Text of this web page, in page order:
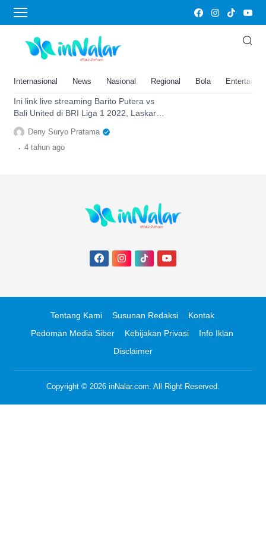
Internasional News Nasional Regional Bola
Laskar Antasari
Link Live Streaming Barito
Putera vs Bali United di BRI Liga
Rekor Buruk
Ini link live streaming Barito Putera vs
Bali United di BRI Liga 1 2022, Laskar
Antasari dihantui rekor buruk,
selengkapnya di sini.
Deny Suryo Pratama
. 4 tahun ago
Tentang Kami Susunan Redaksi
Kontak
Pedoman Media Siber
Kebijakan Privasi
Info Iklan
Disclaimer
Copyright © 2026 inNalar.com. All Right Reserved.